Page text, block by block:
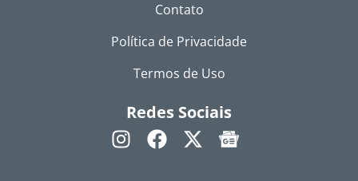
Contato
Política de Privacidade
Termos de Uso
Redes Sociais